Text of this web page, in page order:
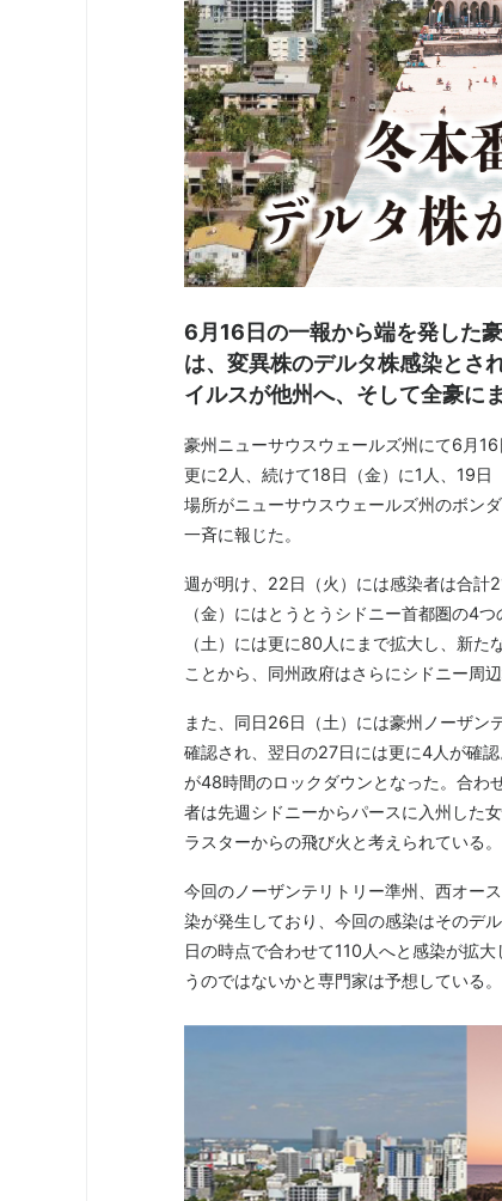
6月16日の一報から端を発した
は、変異株のデルタ株感染とさ
イルスが他州へ、そして全豪に
豪州ニューサウスウェールズ州にて6月
更に2人、続けて18日（金）に1人、19
場所がニューサウスウェールズ州のボン
一斉に報じた。
週が明け、22日（火）には感染者は合計
（金）にはとうとうシドニー首都圏の4
（土）には更に80人にまで拡大し、新
ことから、同州政府はさらにシドニー周
また、同日26日（土）には豪州ノーザン
確認され、翌日の27日には更に4人が確
が48時間のロックダウンとなった。合わ
者は先週シドニーからパースに入州した
ラスターからの飛び火と考えられている。
今回のノーザンテリトリー準州、西オー
染が発生しており、今回の感染はそのデ
日の時点で合わせて110人へと感染が拡
うのではないかと専門家は予想している。